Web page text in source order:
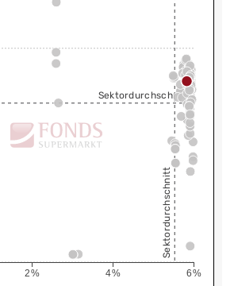
2% 4% 6%
Sektordurchschnitt
Sektordurchschnitt